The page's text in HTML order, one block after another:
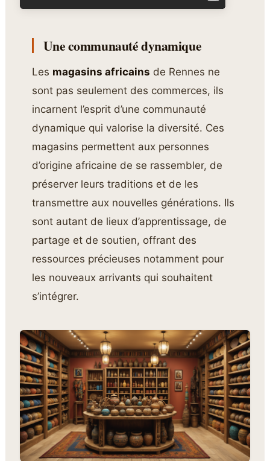
Une communauté dynamique
Les magasins africains de Rennes ne
sont pas seulement des commerces, ils
incarnent l’esprit d’une communauté
dynamique qui valorise la diversité. Ces
magasins permettent aux personnes
d’origine africaine de se rassembler, de
préserver leurs traditions et de les
transmettre aux nouvelles générations. Ils
sont autant de lieux d’apprentissage, de
partage et de soutien, offrant des
ressources précieuses notamment pour
les nouveaux arrivants qui souhaitent
s’intégrer.